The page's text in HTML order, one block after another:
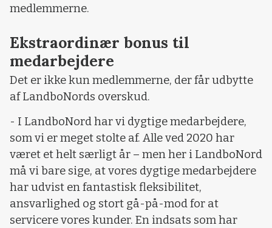
medlemmerne.
Ekstraordinær bonus til
medarbejdere
Det er ikke kun medlemmerne, der får udbytte
af LandboNords overskud.
- I LandboNord har vi dygtige medarbejdere,
som vi er meget stolte af. Alle ved 2020 har
været et helt særligt år – men her i LandboNord
må vi bare sige, at vores dygtige medarbejdere
har udvist en fantastisk fleksibilitet,
ansvarlighed og stort gå-på-mod for at
servicere vores kunder. En indsats som har